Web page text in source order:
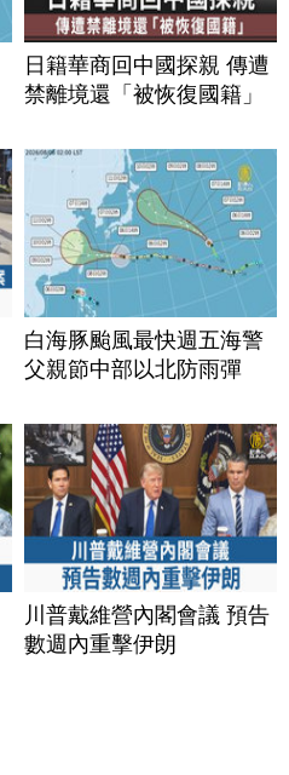
日籍華商回中國探親 傳遭
禁離境還「被恢復國籍」
白海豚颱風最快週五海警
父親節中部以北防雨彈
川普戴維營內閣會議 預告
數週內重擊伊朗